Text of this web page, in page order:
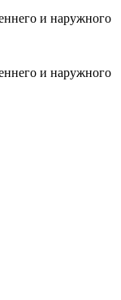
и наружного
и наружного